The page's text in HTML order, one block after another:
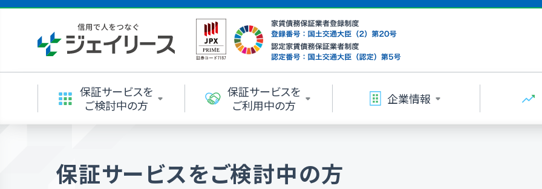
保証サービスを
ご検討中の方
保証サービスを
ご利用中の方
企業情報
保証サービスをご検討中の方